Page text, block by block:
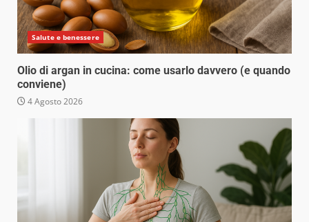
Salute e benessere
Olio di argan in cucina: come usarlo davvero (e quando
conviene)
4 Agosto 2026